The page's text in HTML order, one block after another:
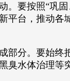
要按照“巩
台，推动
。要始终
水体治理